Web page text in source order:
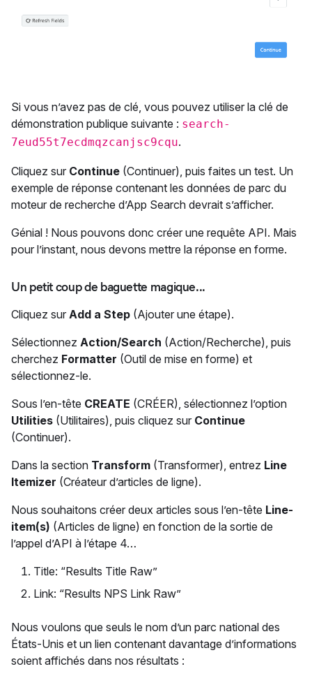
Si vous n’avez pas de clé, vous pouvez utiliser la clé de
démonstration publique suivante : search-
7eud55t7ecdmqzcanjsc9cqu.
Cliquez sur Continue (Continuer), puis faites un test. Un
exemple de réponse contenant les données de parc du
moteur de recherche d’App Search devrait s’afficher.
Génial ! Nous pouvons donc créer une requête API. Mais
pour l’instant, nous devons mettre la réponse en forme.
Un petit coup de baguette magique...
Cliquez sur Add a Step (Ajouter une étape).
Sélectionnez Action/Search (Action/Recherche), puis
cherchez Formatter (Outil de mise en forme) et
sélectionnez-le.
Sous l’en-tête CREATE (CRÉER), sélectionnez l’option
Utilities (Utilitaires), puis cliquez sur Continue
(Continuer).
Dans la section Transform (Transformer), entrez Line
Itemizer (Créateur d’articles de ligne).
Nous souhaitons créer deux articles sous l’en-tête Line-
item(s) (Articles de ligne) en fonction de la sortie de
l’appel d’API à l’étape 4…
Title: “Results Title Raw”
Link: “Results NPS Link Raw”
Nous voulons que seuls le nom d’un parc national des
États-Unis et un lien contenant davantage d’informations
soient affichés dans nos résultats :